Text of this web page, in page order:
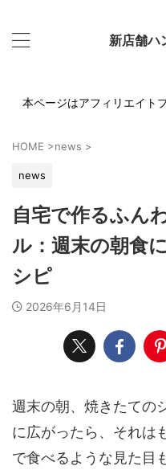
新店舗ハ
本ページはアフィリエイト
HOME >news >
news
自宅で作るふん
ル：週末の朝食
シピ
2026年6月14日
週末の朝、焼きたての
に広がったら、それは
で食べるような見た目